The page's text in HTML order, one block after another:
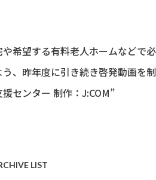
希望する有料老人ホームなどで
う、昨年度に引き続き啓発動画を
センター 制作：J:COM”
LIST